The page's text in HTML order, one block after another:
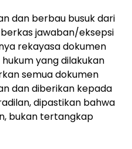
dan berbau busuk dari
jawaban/eksepsi
rekayasa dokumen
yang dilakukan
semua dokumen
dan diberikan kepada
dipastikan bahwa
bukan tertangkap